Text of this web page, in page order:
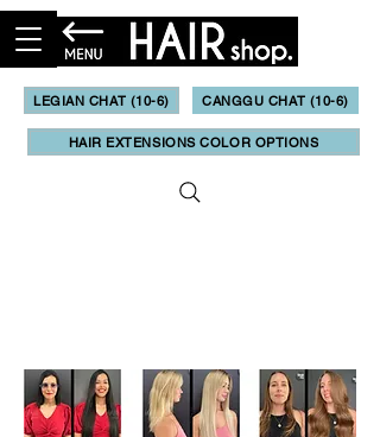
LEGIAN CHAT (10-6) CANGGU CHAT (10-6)
HAIR EXTENSIONS COLOR OPTIONS